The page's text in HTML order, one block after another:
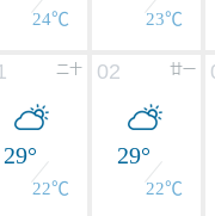
24℃ 23℃
二十
29°
22℃
廿一
02
29°
22℃